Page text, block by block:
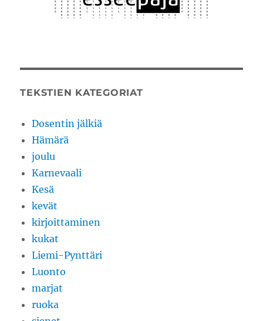
TEKSTIEN KATEGORIAT
Dosentin jälkiä
Hämärä
joulu
Karnevaali
Kesä
kevät
kirjoittaminen
kukat
Liemi-Pynttäri
Luonto
marjat
ruoka